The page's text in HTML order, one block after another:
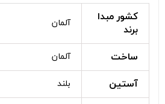
کشور مبدا
برند
آلمان
ساخت آلمان
آستین بلند